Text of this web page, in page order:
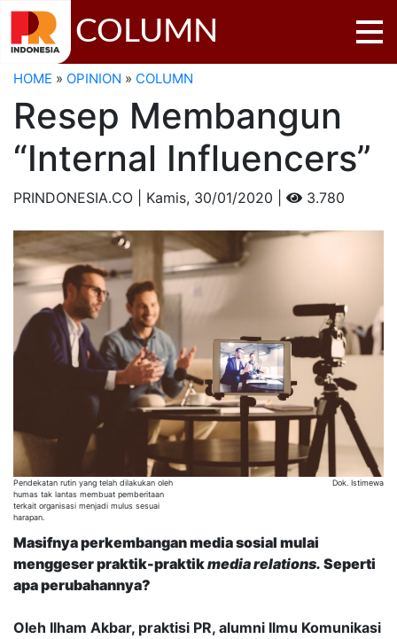
COLUMN
HOME » OPINION » COLUMN
Resep Membangun
“Internal Influencers”
PRINDONESIA.CO | Kamis, 30/01/2020 | 3.780
Pendekatan rutin yang telah dilakukan oleh
humas tak lantas membuat pemberitaan
terkait organisasi menjadi mulus sesuai
harapan.
Dok. Istimewa
Masifnya perkembangan media sosial mulai
menggeser praktik-praktikmedia relations. Seperti
apa perubahannya?
Oleh Ilham Akbar, praktisi PR, alumni Ilmu Komunikasi